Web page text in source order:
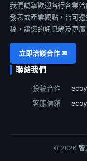
我們誠摯歡迎各行各業
發表或產業觀點，皆可
稿，讓您的訊息觸及更廣
立即洽談合作 ✉
聯絡我們
投稿合作
客服信箱
© 2026 智